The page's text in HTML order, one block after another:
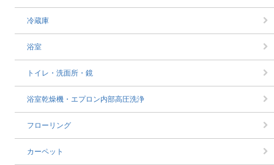
冷蔵庫
浴室
トイレ・洗面所・鏡
浴室乾燥機・エプロン内部高圧洗浄
フローリング
カーペット